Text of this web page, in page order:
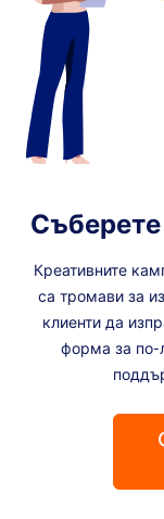
Креативните
са тромави за
клиенти да
форма за по-